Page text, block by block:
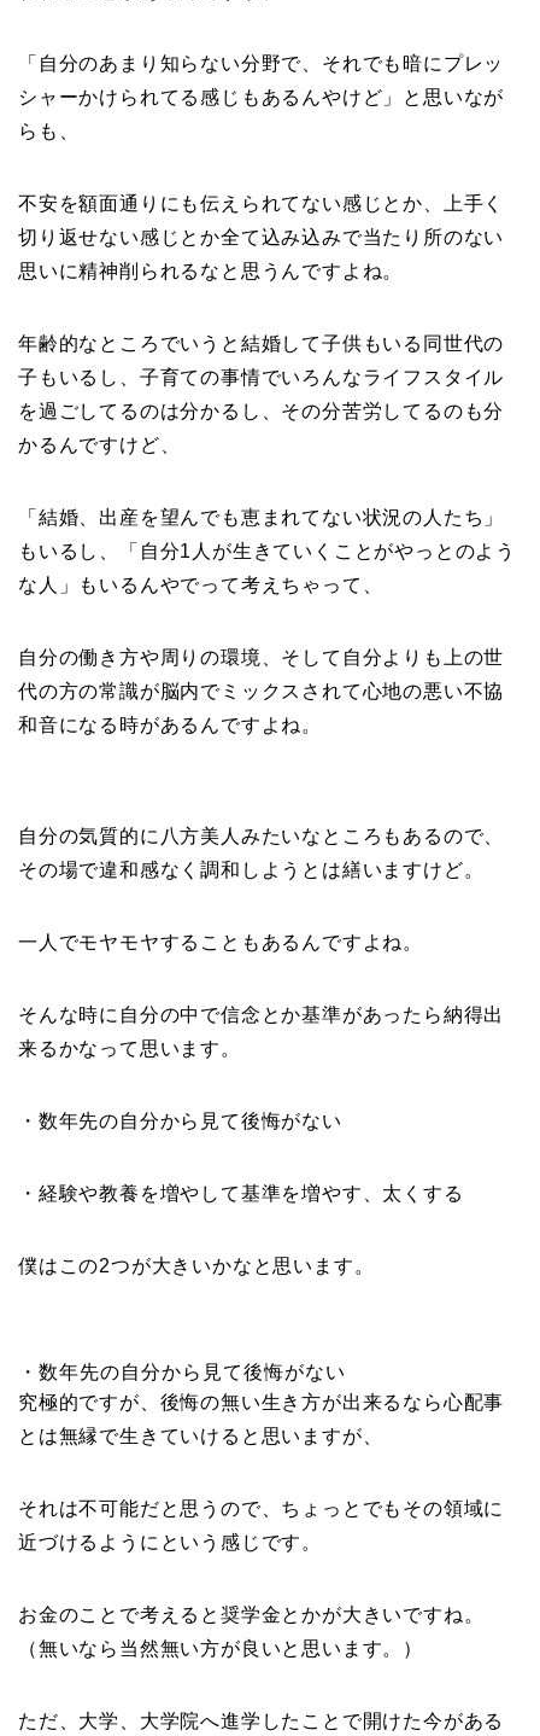
「自分のあまり知らない分野で、それでも暗にプレッ
シャーかけられてる感じもあるんやけど」と思いなが
らも、
不安を額面通りにも伝えられてない感じとか、上手く
切り返せない感じとか全て込み込みで当たり所のない
思いに精神削られるなと思うんですよね。
年齢的なところでいうと結婚して子供もいる同世代の
子もいるし、子育ての事情でいろんなライフスタイル
を過ごしてるのは分かるし、その分苦労してるのも分
かるんですけど、
「結婚、出産を望んでも恵まれてない状況の人たち」
もいるし、「自分1人が生きていくことがやっとのよう
な人」もいるんやでって考えちゃって、
自分の働き方や周りの環境、そして自分よりも上の世
代の方の常識が脳内でミックスされて心地の悪い不協
和音になる時があるんですよね。
自分の気質的に八方美人みたいなところもあるので、
その場で違和感なく調和しようとは繕いますけど。
一人でモヤモヤすることもあるんですよね。
そんな時に自分の中で信念とか基準があったら納得出
来るかなって思います。
・数年先の自分から見て後悔がない
・経験や教養を増やして基準を増やす、太くする
僕はこの2つが大きいかなと思います。
・数年先の自分から見て後悔がない
究極的ですが、後悔の無い生き方が出来るなら心配事
とは無縁で生きていけると思いますが、
それは不可能だと思うので、ちょっとでもその領域に
近づけるようにという感じです。
お金のことで考えると奨学金とかが大きいですね。
（無いなら当然無い方が良いと思います。）
ただ、大学、大学院へ進学したことで開けた今がある